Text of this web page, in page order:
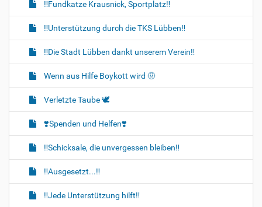
‼️Fundkatze Krausnick, Sportplatz‼️
‼️Unterstützung durch die TKS Lübben‼️
‼️Die Stadt Lübben dankt unserem Verein‼️
Wenn aus Hilfe Boykott wird 🤨
Verletzte Taube 🕊
❣️Spenden und Helfen❣️
‼️Schicksale, die unvergessen bleiben‼️
‼️Ausgesetzt...‼️
‼️Jede Unterstützung hilft‼️